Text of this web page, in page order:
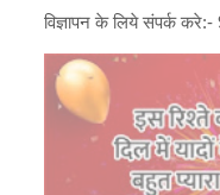
विज्ञापन के लिये संपर्क